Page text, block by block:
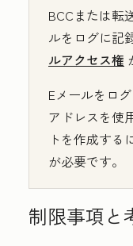
BCCまたは転
ルをログに記
ルアクセス権
Eメールをロ
アドレスを使
トを作成する
が必要です。
制限事項と